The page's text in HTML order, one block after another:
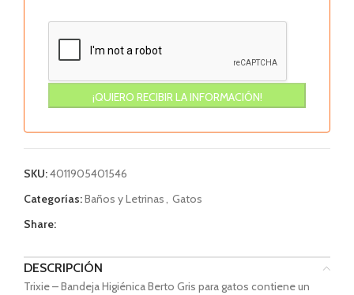
SKU:4011905401546
Categorías:Baños y Letrinas, Gatos
Share:
DESCRIPCIÓN
Trixie – Bandeja Higiénica Berto Gris para gatos contiene un